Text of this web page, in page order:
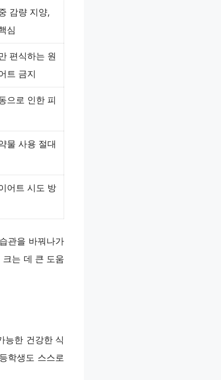
감량 지양,
심
편식하는 원
트 금지
으로 인한 피
물 사용 절대
어트 시도 방
관을 바꿔나가
는 데 큰 도움
능한 건강한 식
학생도 스스로